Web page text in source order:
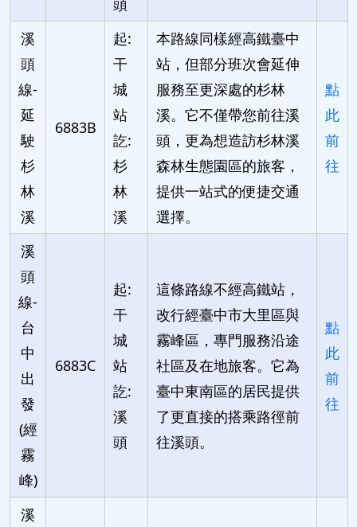
頭
溪
頭
線-
延
駛
杉
林
溪
6883B
起:
干
城
站
訖:
杉
林
溪
本路線同樣經高鐵臺中
站，但部分班次會延伸
服務至更深處的杉林
溪。它不僅帶您前往溪
頭，更為想造訪杉林溪
森林生態園區的旅客，
提供一站式的便捷交通
選擇。
點
此
前
往
溪
頭
線-
台
中
出
發
(經
霧
峰)
6883C
起:
干
城
站
訖:
溪
頭
這條路線不經高鐵站，
改行經臺中市大里區與
霧峰區，專門服務沿途
社區及在地旅客。它為
臺中東南區的居民提供
了更直接的搭乘路徑前
往溪頭。
點
此
前
往
溪